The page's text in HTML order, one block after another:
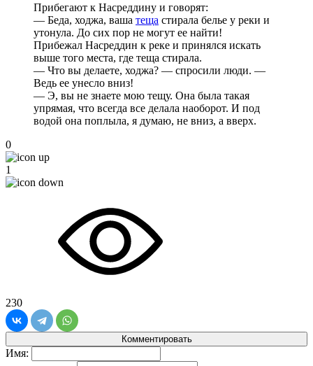
Прибегают к Насреддину и говорят:
— Беда, ходжа, ваша теща стирала белье у реки и
утонула. До сих пор не могут ее найти!
Прибежал Насреддин к реке и принялся искать
выше того места, где теща стирала.
— Что вы делаете, ходжа? — спросили люди. —
Ведь ее унесло вниз!
— Э, вы не знаете мою тещу. Она была такая
упрямая, что всегда все делала наоборот. И под
водой она поплыла, я думаю, не вниз, а вверх.
0
1
230
Комментировать
Имя: